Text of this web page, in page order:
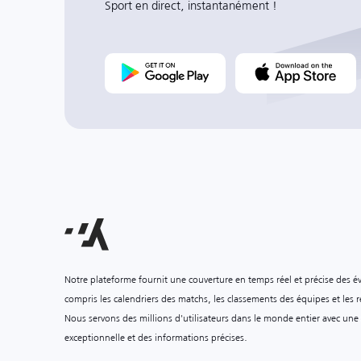
Notre plateforme fournit une couverture en temps réel et précise des
compris les calendriers des matchs, les classements des équipes et les
Nous servons des millions d'utilisateurs dans le monde entier avec
exceptionnelle et des informations précises.